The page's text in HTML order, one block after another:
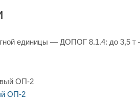
единицы — ДОПОГ 8.1.4: до 3,5 т
ОП-2